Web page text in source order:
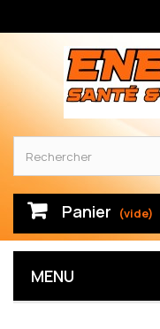
Panier (vide)
MENU